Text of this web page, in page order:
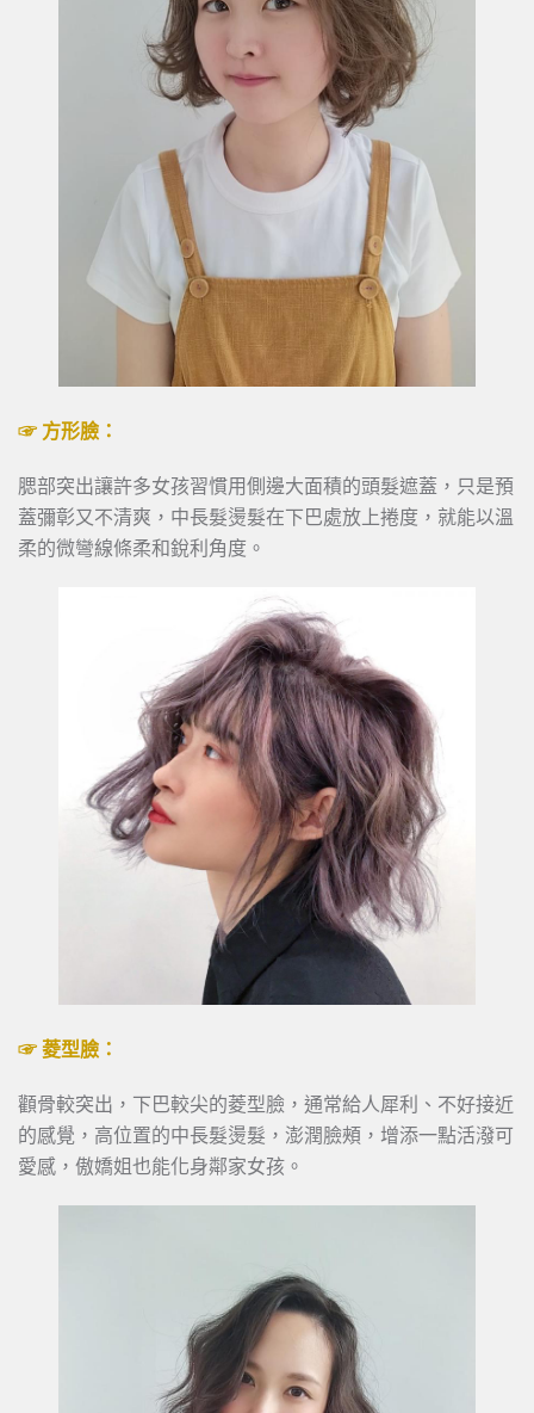
☞ 方形臉：
腮部突出讓許多女孩習慣用側邊大面積的頭髮遮蓋，只是預
蓋彌彰又不清爽，中長髮燙髮在下巴處放上捲度，就能以溫
柔的微彎線條柔和銳利角度。
☞ 菱型臉：
顴骨較突出，下巴較尖的菱型臉，通常給人犀利、不好接近
的感覺，高位置的中長髮燙髮，澎潤臉頰，增添一點活潑可
愛感，傲嬌姐也能化身鄰家女孩。